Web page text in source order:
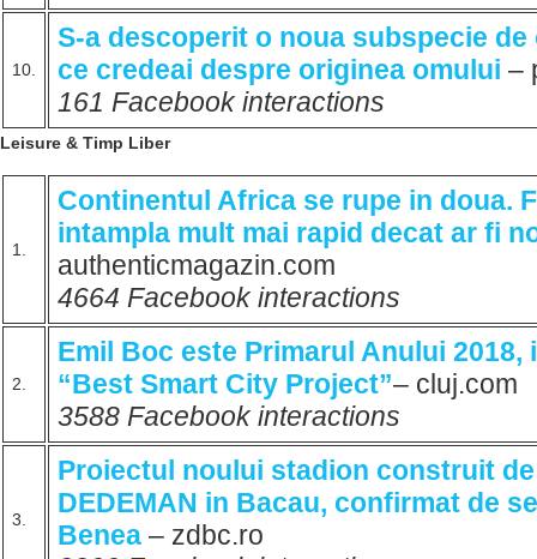
10.
S-a descoperit o noua subspecie
ce credeai despre originea omului –
161 Facebook interactions
Leisure & Timp Liber
1.
Continentul Africa se rupe in doua.
intampla mult mai rapid decat ar fi
authenticmagazin.com
4664 Facebook interactions
2.
Emil Boc este Primarul Anului 2018,
“Best Smart City Project”– cluj.com
3588 Facebook interactions
3.
Proiectul noului stadion construit
DEDEMAN in Bacau, confirmat de
Benea – zdbc.ro